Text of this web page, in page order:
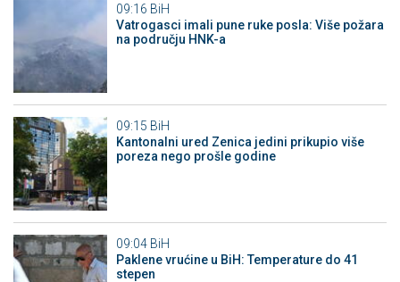
09:16 BiH
Vatrogasci imali pune ruke posla: Više požara
na području HNK-a
09:15 BiH
Kantonalni ured Zenica jedini prikupio više
poreza nego prošle godine
09:04 BiH
Paklene vrućine u BiH: Temperature do 41
stepen